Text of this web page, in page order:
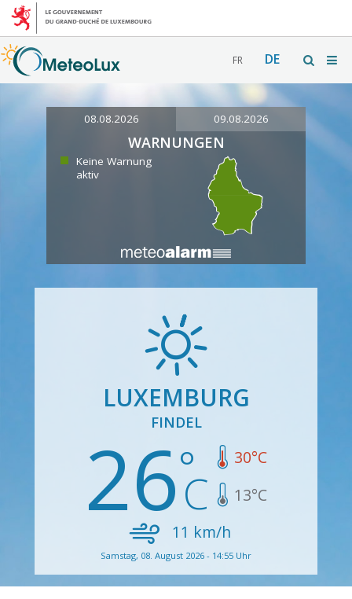
FR DE
08.08.2026 09.08.2026
WARNUNGEN
Keine Warnung
aktiv
LUXEMBURG
FINDEL
26 30°C
13°C
11 km/h
Samstag, 08. August 2026 - 14:55 Uhr